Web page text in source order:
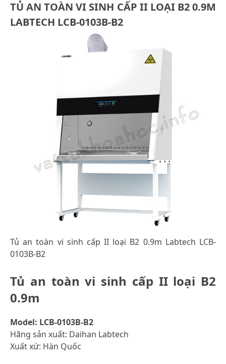
TỦ AN TOÀN VI SINH CẤP II LOẠI B2 0.9M
LABTECH LCB-0103B-B2
Tủ an toàn vi sinh cấp II loại B2 0.9m Labtech LCB-
0103B-B2
Tủ an toàn vi sinh cấp II loại B2
0.9m
Model: LCB-0103B-B2
Hãng sản xuất: Daihan Labtech
Xuất xứ: Hàn Quốc